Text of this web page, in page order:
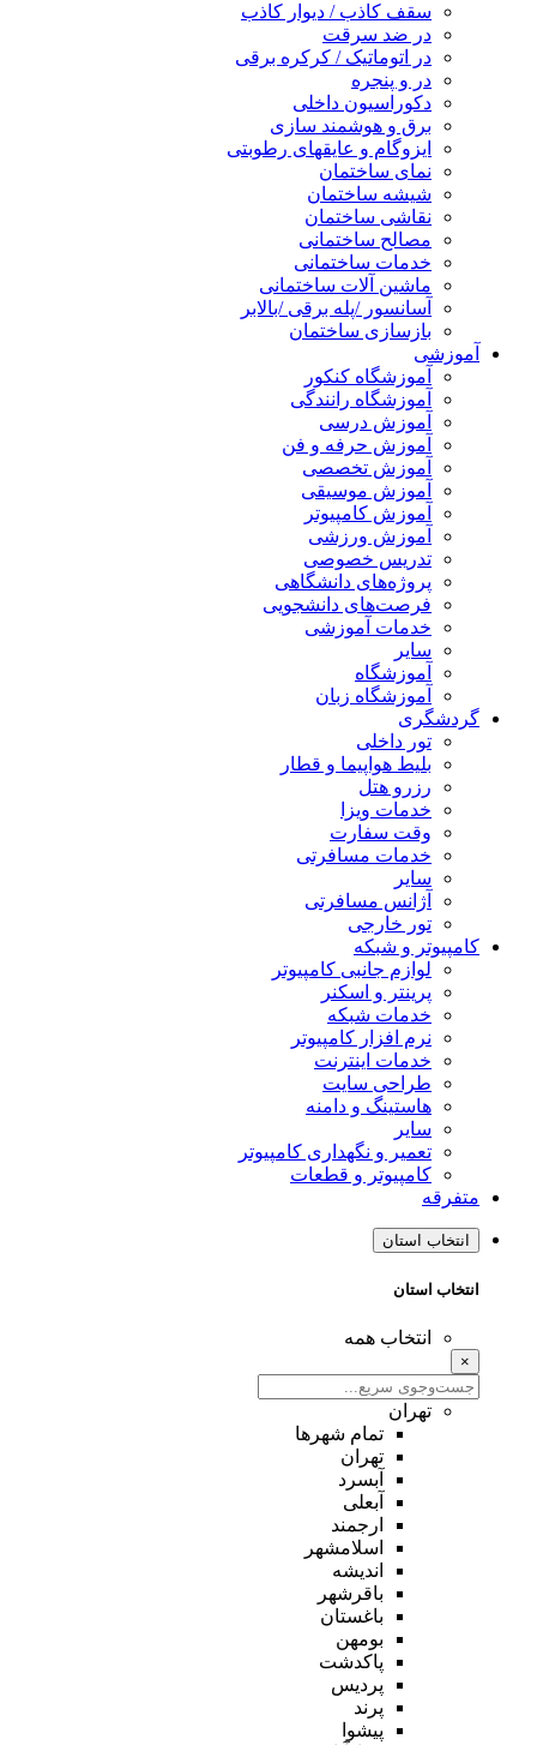
سقف کاذب / دیوار کاذب
در ضد سرقت
در اتوماتیک / کرکره برقی
در و پنجره
دکوراسیون داخلی
برق و هوشمند سازی
ایزوگام و عایقهای رطوبتی
نمای ساختمان
شیشه ساختمان
نقاشی ساختمان
مصالح ساختمانی
خدمات ساختمانی
ماشین آلات ساختمانی
آسانسور /پله برقی /بالابر
بازسازی ساختمان
آموزشی
آموزشگاه کنکور
آموزشگاه رانندگی
آموزش درسی
آموزش حرفه و فن
آموزش تخصصی
آموزش موسیقی
آموزش کامپیوتر
آموزش ورزشی
تدریس خصوصی
پروژه‌های دانشگاهی
فرصت‌های دانشجویی
خدمات آموزشی
سایر
آموزشگاه
آموزشگاه زبان
گردشگری
تور داخلی
بلیط هواپیما و قطار
رزرو هتل
خدمات ویزا
وقت سفارت
خدمات مسافرتی
سایر
آژانس مسافرتی
تور خارجی
کامپیوتر و شبکه
لوازم جانبی کامپیوتر
پرینتر و اسکنر
خدمات شبکه
نرم افزار کامپیوتر
خدمات اینترنت
طراحی سایت
هاستینگ و دامنه
سایر
تعمیر و نگهداری کامپیوتر
کامپیوتر و قطعات
متفرقه
انتخاب استان
انتخاب استان
انتخاب همه
×
تهران
تمام شهر‌ها
تهران
آبسرد
آبعلی
ارجمند
اسلامشهر
اندیشه
باقرشهر
باغستان
بومهن
پاکدشت
پردیس
پرند
پیشوا